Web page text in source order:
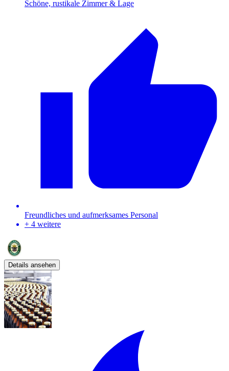
Schöne, rustikale Zimmer & Lage
Freundliches und aufmerksames Personal
+ 4 weitere
Details ansehen